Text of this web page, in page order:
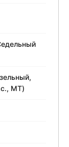
МТ)